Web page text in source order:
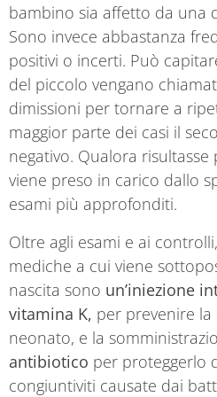
bambino sia affetto da una
Sono invece abbastanza
positivi o incerti. Può
del piccolo vengano
dimissioni per tornare a
maggior parte dei casi il
negativo. Qualora
viene preso in carico dallo
esami più approfonditi.
Oltre agli esami e ai
mediche a cui viene
nascita sono un’iniezione
vitamina K, per prevenire
neonato, e la
antibiotico per proteggerlo
congiuntiviti causate dai